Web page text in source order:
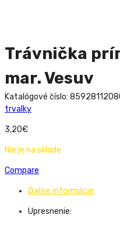
Trávnička
mar. Vesuv
Katalógové číslo:
trvalky
3,20€
Nie je na sklade
Compare
Ďalšie informácie
Upresnenie: